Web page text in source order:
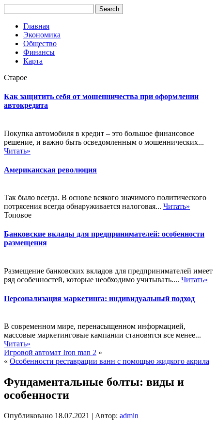
Главная
Экономика
Общество
Финансы
Карта
Старое
Как защитить себя от мошенничества при оформлении
автокредита
Покупка автомобиля в кредит – это большое финансовое
решение, и важно быть осведомленным о мошеннических...
Читать»
Американская революция
Так было всегда. В основе всякого значимого политического
потрясения всегда обнаруживается налоговая... Читать»
Топовое
Банковские вклады для предпринимателей: особенности
размещения
Размещение банковских вкладов для предпринимателей имеет
ряд особенностей, которые необходимо учитывать.... Читать»
Персонализация маркетинга: индивидуальный подход
В современном мире, перенасыщенном информацией,
массовые маркетинговые кампании становятся все менее...
Читать»
Игровой автомат Iron man 2 »
« Особенности реставрации ванн с помощью жидкого акрила
Фундаментальные болты: виды и
особенности
Опубликовано 18.07.2021 | Автор: admin